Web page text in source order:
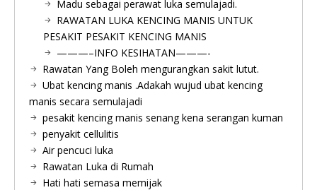
Madu sebagai perawat luka semulajadi.
RAWATAN LUKA KENCING MANIS UNTUK
PESAKIT PESAKIT KENCING MANIS
———–INFO KESIHATAN———-
Rawatan Yang Boleh mengurangkan sakit lutut.
Ubat kencing manis .Adakah wujud ubat kencing
manis secara semulajadi
pesakit kencing manis senang kena serangan kuman
penyakit cellulitis
Air pencuci luka
Rawatan Luka di Rumah
Hati hati semasa memijak